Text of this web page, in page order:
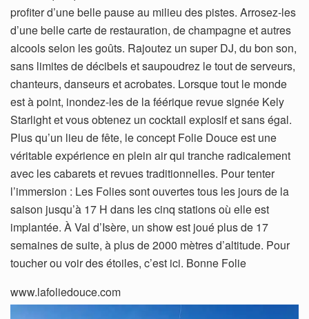
profiter d’une belle pause au milieu des pistes. Arrosez-les
d’une belle carte de restauration, de champagne et autres
alcools selon les goûts. Rajoutez un super DJ, du bon son,
sans limites de décibels et saupoudrez le tout de serveurs,
chanteurs, danseurs et acrobates. Lorsque tout le monde
est à point, inondez-les de la féérique revue signée Kely
Starlight et vous obtenez un cocktail explosif et sans égal.
Plus qu’un lieu de fête, le concept Folie Douce est une
véritable expérience en plein air qui tranche radicalement
avec les cabarets et revues traditionnelles. Pour tenter
l’immersion : Les Folies sont ouvertes tous les jours de la
saison jusqu’à 17 H dans les cinq stations où elle est
implantée. À Val d’Isère, un show est joué plus de 17
semaines de suite, à plus de 2000 mètres d’altitude. Pour
toucher ou voir des étoiles, c’est ici. Bonne Folie
www.lafoliedouce.com